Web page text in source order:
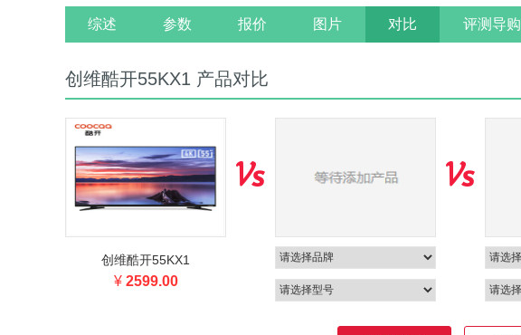
综述 参数 报价 图片 对比 评测导购
创维酷开55KX1 产品对比
创维酷开55KX1
¥ 2599.00